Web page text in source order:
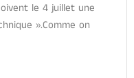
le 4 juillet une
».Comme on